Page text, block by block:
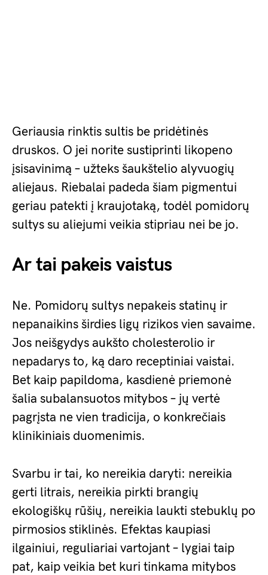
Geriausia rinktis sultis be pridėtinės
druskos. O jei norite sustiprinti likopeno
įsisavinimą – užteks šaukštelio alyvuogių
aliejaus. Riebalai padeda šiam pigmentui
geriau patekti į kraujotaką, todėl pomidorų
sultys su aliejumi veikia stipriau nei be jo.
Ar tai pakeis vaistus
Ne. Pomidorų sultys nepakeis statinų ir
nepanaikins širdies ligų rizikos vien savaime.
Jos neišgydys aukšto cholesterolio ir
nepadarys to, ką daro receptiniai vaistai.
Bet kaip papildoma, kasdienė priemonė
šalia subalansuotos mitybos – jų vertė
pagrįsta ne vien tradicija, o konkrečiais
klinikiniais duomenimis.
Svarbu ir tai, ko nereikia daryti: nereikia
gerti litrais, nereikia pirkti brangių
ekologiškų rūšių, nereikia laukti stebuklų po
pirmosios stiklinės. Efektas kaupiasi
ilgainiui, reguliariai vartojant – lygiai taip
pat, kaip veikia bet kuri tinkama mitybos